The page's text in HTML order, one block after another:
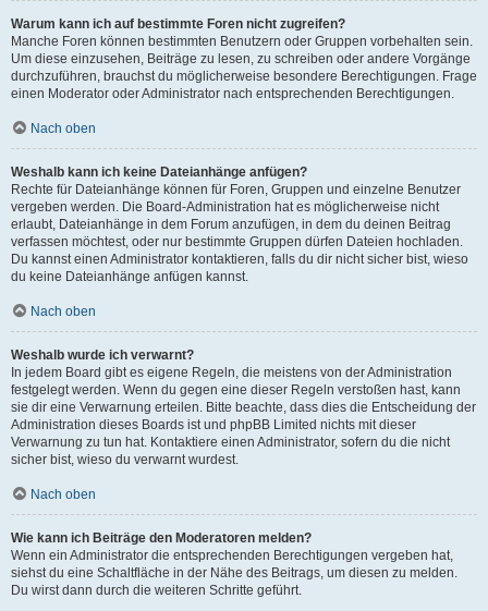
Warum kann ich auf bestimmte Foren nicht zugreifen?
Manche Foren können bestimmten Benutzern oder Gruppen vorbehalten sein.
Um diese einzusehen, Beiträge zu lesen, zu schreiben oder andere Vorgänge
durchzuführen, brauchst du möglicherweise besondere Berechtigungen. Frage
einen Moderator oder Administrator nach entsprechenden Berechtigungen.
Nach oben
Weshalb kann ich keine Dateianhänge anfügen?
Rechte für Dateianhänge können für Foren, Gruppen und einzelne Benutzer
vergeben werden. Die Board-Administration hat es möglicherweise nicht
erlaubt, Dateianhänge in dem Forum anzufügen, in dem du deinen Beitrag
verfassen möchtest, oder nur bestimmte Gruppen dürfen Dateien hochladen.
Du kannst einen Administrator kontaktieren, falls du dir nicht sicher bist, wieso
du keine Dateianhänge anfügen kannst.
Nach oben
Weshalb wurde ich verwarnt?
In jedem Board gibt es eigene Regeln, die meistens von der Administration
festgelegt werden. Wenn du gegen eine dieser Regeln verstoßen hast, kann
sie dir eine Verwarnung erteilen. Bitte beachte, dass dies die Entscheidung der
Administration dieses Boards ist und phpBB Limited nichts mit dieser
Verwarnung zu tun hat. Kontaktiere einen Administrator, sofern du die nicht
sicher bist, wieso du verwarnt wurdest.
Nach oben
Wie kann ich Beiträge den Moderatoren melden?
Wenn ein Administrator die entsprechenden Berechtigungen vergeben hat,
siehst du eine Schaltfläche in der Nähe des Beitrags, um diesen zu melden.
Du wirst dann durch die weiteren Schritte geführt.